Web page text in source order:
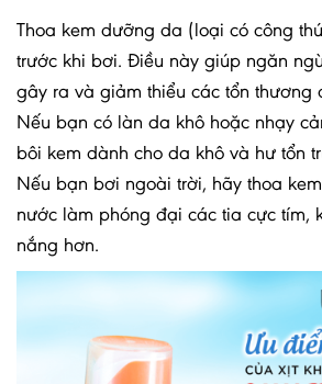
Thoa kem dưỡng da (loại có công
trước khi bơi. Điều này giúp ngăn
gây ra và giảm thiểu các tổn thương
Nếu bạn có làn da khô hoặc nhạy
bôi kem dành cho da khô và hư tổn
Nếu bạn bơi ngoài trời, hãy thoa
nước làm phóng đại các tia cực tím,
nắng hơn.